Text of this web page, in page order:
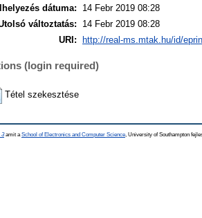
dátuma:
14 Febr 2019 08:28
változtatás:
14 Febr 2019 08:28
URI:
http://real-ms.mtak.hu/id/
(login required)
Tétel szekesztése
3amit a School of Electronics and Computer Science , University of Southampton